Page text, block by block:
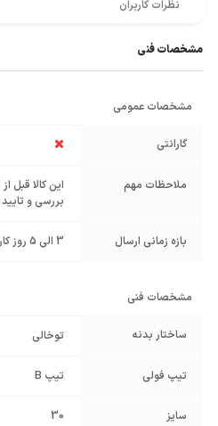
نظرات کاربران
مشخصات فنی
مشخصات عمومی
گارانتی
ملاحظات مهم
این کالا قبل
بررسی و
بازه زمانی ارسال 3 الی 5 روز کاری
مشخصات فنی
ساختار بدنه توخالی
تیپ فولی تیپ B
سایز 30